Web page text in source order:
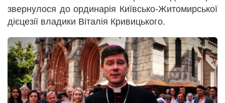
звернулося до ординарія Київсько-Житомирської
дієцезії владики Віталія Кривицького.